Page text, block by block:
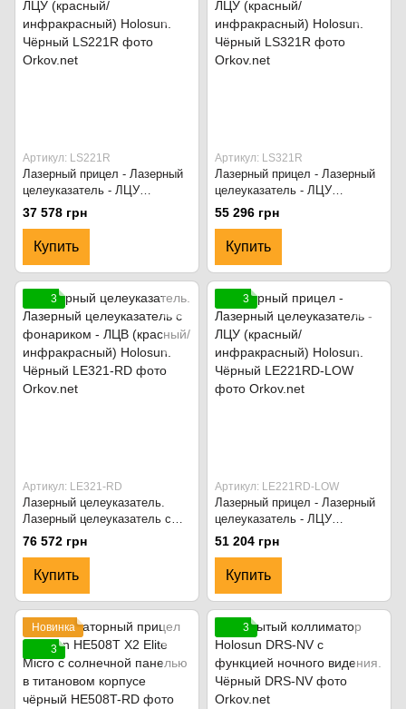
Артикул: LS221R
Лазерный прицел - Лазерный
целеуказатель - ЛЦУ
(красный/инфракрасный)
Holosun. Чёрный
37 578 грн
Купить
Артикул: LS321R
Лазерный прицел - Лазерный
целеуказатель - ЛЦУ
(красный/инфракрасный)
Holosun. Чёрный
55 296 грн
Купить
3
Артикул: LE321-RD
Лазерный целеуказатель.
Лазерный целеуказатель с
фонариком - ЛЦВ (красный/
инфракрасный) Holosun.
Чёрный
76 572 грн
Купить
3
Артикул: LE221RD-LOW
Лазерный прицел - Лазерный
целеуказатель - ЛЦУ
(красный/инфракрасный)
Holosun. Чёрный
51 204 грн
Купить
Новинка
3
3